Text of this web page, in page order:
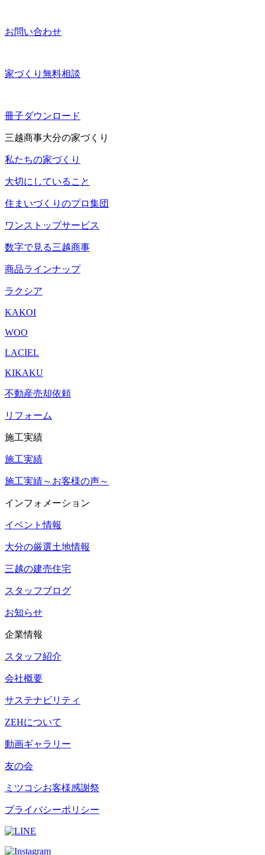
お問い合わせ
家づくり無料相談
冊子ダウンロード
三越商事大分の家づくり
私たちの家づくり
大切にしていること
住まいづくりのプロ集団
ワンストップサービス
数字で見る三越商事
商品ラインナップ
ラクシア
KAKOI
WOO
LACIEL
KIKAKU
不動産売却依頼
リフォーム
施工実績
施工実績
施工実績～お客様の声～
インフォメーション
イベント情報
大分の厳選土地情報
三越の建売住宅
スタッフブログ
お知らせ
企業情報
スタッフ紹介
会社概要
サステナビリティ
ZEHについて
動画ギャラリー
友の会
ミツコシお客様感謝祭
プライバシーポリシー